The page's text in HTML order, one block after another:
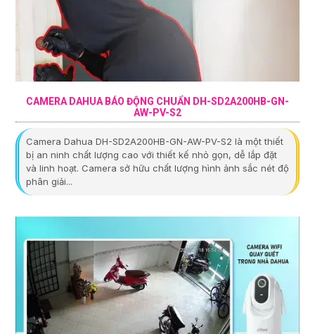
CAMERA DAHUA BÁO ĐỘNG CHUẨN DH-SD2A200HB-GN-
AW-PV-S2
Camera Dahua DH-SD2A200HB-GN-AW-PV-S2 là một thiết
bị an ninh chất lượng cao với thiết kế nhỏ gọn, dễ lắp đặt
và linh hoạt. Camera sở hữu chất lượng hình ảnh sắc nét độ
phân giải...